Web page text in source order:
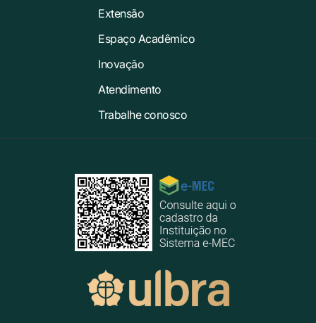
Extensão
Espaço Acadêmico
Inovação
Atendimento
Trabalhe conosco